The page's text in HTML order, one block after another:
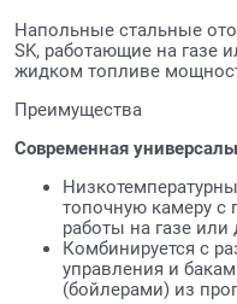
Напольные стальные
SK, работающие на газе
жидком топливе
Преимущества
Современная
топочную камеру с
работы на газе
Комбинируется с
управления и
(бойлерами) из